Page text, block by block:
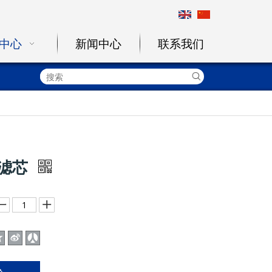
心 新闻中心 联系我们
芯